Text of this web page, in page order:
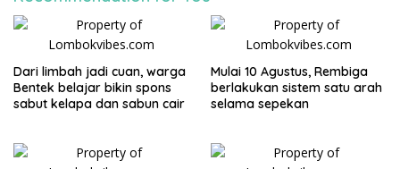
Dari limbah jadi cuan, warga
Bentek belajar bikin spons
sabut kelapa dan sabun cair
Mulai 10 Agustus, Rembiga
berlakukan sistem satu arah
selama sepekan